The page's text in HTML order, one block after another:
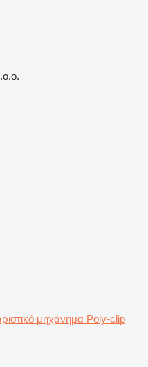
μηχάνημα Poly-clip